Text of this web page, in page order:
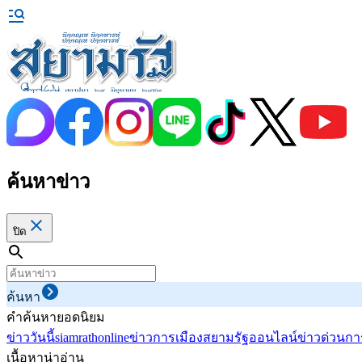
ค้นหาข่าว
ปิด
ค้นหา
คำค้นหายอดนิยม
ข่าววันนี้siamrathonlineข่าวการเมืองสยามรัฐออนไลน์ข่าวด่วนก
เนื้อหาน่าอ่าน